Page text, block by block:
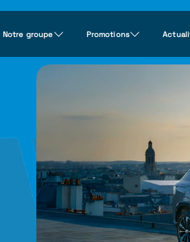
Notre groupe Promotions